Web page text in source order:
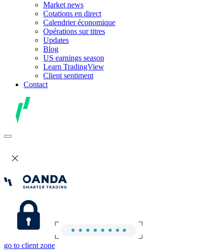
Market news
Cotations en direct
Calendrier économique
Opérations sur titres
Updates
Blog
US earnings season
Learn TradingView
Client sentiment
Contact
go to client zone